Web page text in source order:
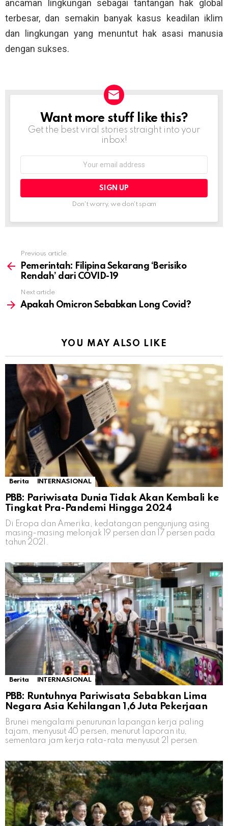
ancaman lingkungan sebagai tantangan hak global
terbesar, dan semakin banyak kasus keadilan iklim
dan lingkungan yang menuntut hak asasi manusia
dengan sukses.
NEWSLETTER
Want more stuff like this?
Get the best viral stories straight into your
inbox!
Don't worry, we don't spam
more
Previous article
Pemerintah: Filipina Sekarang ‘Berisiko
Rendah’ ​​dari COVID-19
Next article
Apakah Omicron Sebabkan Long Covid?
YOU MAY ALSO LIKE
Berita INTERNASIONAL
PBB: Pariwisata Dunia Tidak Akan Kembali ke
Tingkat Pra-Pandemi Hingga 2024
Di Eropa dan Amerika, kedatangan pengunjung asing
masing-masing melonjak 19 persen dan 17 persen pada
tahun 2021.
Berita INTERNASIONAL
PBB: Runtuhnya Pariwisata Sebabkan Lima
Negara Asia Kehilangan 1,6 Juta Pekerjaan
Brunei mengalami penurunan lapangan kerja paling
tajam, menyusut 40 persen, menurut laporan itu,
sementara jam kerja rata-rata menyusut 21 persen.